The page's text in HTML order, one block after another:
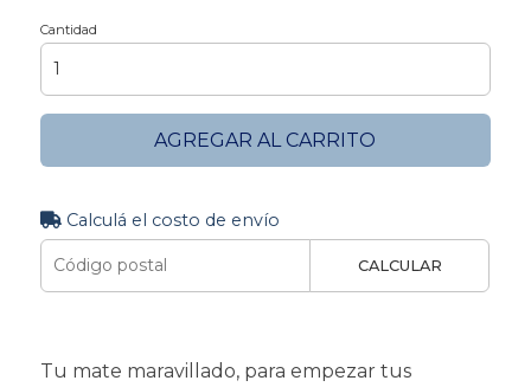
Cantidad
AGREGAR AL CARRITO
Calculá el costo de envío
CALCULAR
Tu mate maravillado, para empezar tus